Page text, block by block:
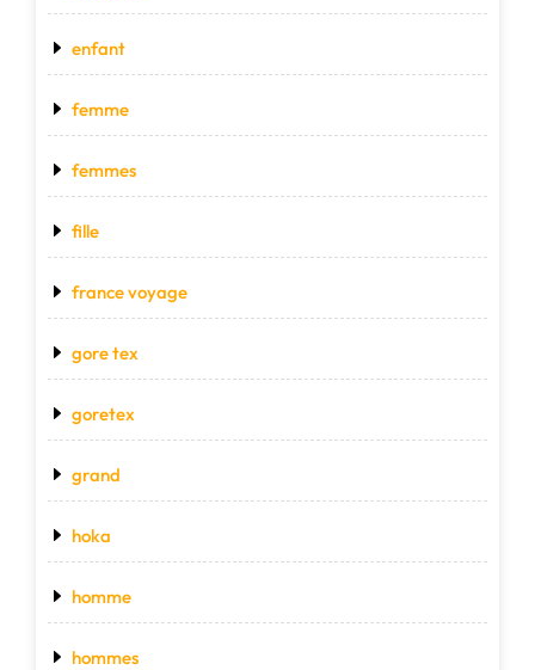
enfant
femme
femmes
fille
france voyage
gore tex
goretex
grand
hoka
homme
hommes